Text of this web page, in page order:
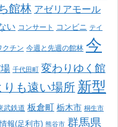
館林 アゼリアモール
い コンサート コンビニ テイ
クチン 今週と先週の館林 今
千代田町 変わりゆく館
りも遠い場所 新型
武鉄道 板倉町 栃木市 桐生市
報(足利市) 熊谷市 群馬県